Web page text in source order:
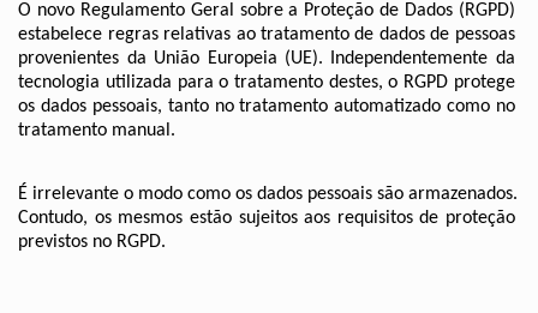
O novo Regulamento Geral sobre a Proteção de Dados (RGPD)
estabelece regras relativas ao tratamento de dados de pessoas
provenientes da União Europeia (UE). Independentemente da
tecnologia utilizada para o tratamento destes, o RGPD protege
os dados pessoais, tanto no tratamento automatizado como no
tratamento manual.
É irrelevante o modo como os dados pessoais são armazenados.
Contudo, os mesmos estão sujeitos aos requisitos de proteção
previstos no RGPD.